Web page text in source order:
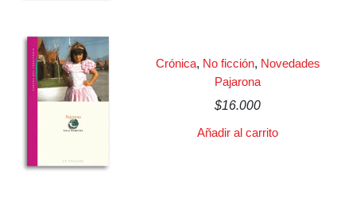
Crónica, No ficción, Novedades
Pajarona
$16.000
Añadir al carrito